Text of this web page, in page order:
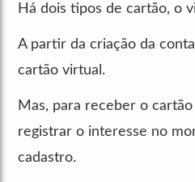
Há dois tipos de cartão, o
A partir da criação da
cartão virtual.
Mas, para receber o
registrar o interesse no
cadastro.